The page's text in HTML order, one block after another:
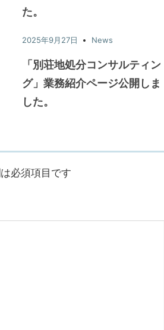
た。
2025年9月27日 News
「別荘地処分コンサルティン
グ」業務紹介ページ公開しま
した。
必須項目です